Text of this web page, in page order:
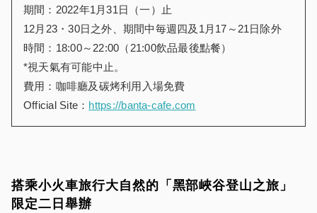
期間：2022年1月31日（一）止
12月23・30日之外、期間中毎週四及1月17～21日除外
時間：18:00～22:00（21:00飲品最後點餐）
*視天氣有可能中止。
費用：咖啡廳及碳烤利用入場免費
Official Site： https://banta-cafe.com
搭乘小火車旅行大自然的「黑部峽谷登山之旅」
限定二日舉辦